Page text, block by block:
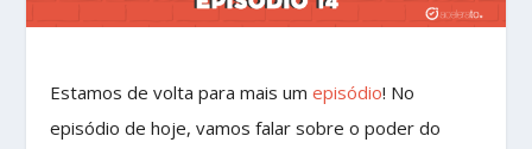
Estamos de volta para mais umepisódio! No
episódio de hoje, vamos falar sobre o poder do